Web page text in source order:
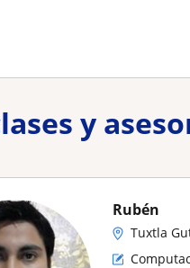
y
Rubén
Tuxtla